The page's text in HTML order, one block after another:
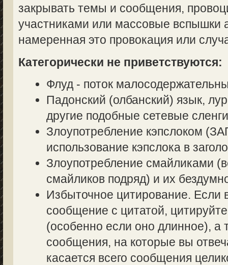
закрывать темы и сообщения,
участниками или массовые вспышки
намеренная это провокация или
Категорически не приветствуются:
Флуд - поток
Падонский (олбанский) язык,
другие подобные сетевые
Злоупотребление кэпслоком
использование кэпслока в
Злоупотребление смайликами
смайликов подряд) и их
Избыточное цитирование. Если
сообщение с цитатой,
(особенно если оно длинное), а
сообщения, на которые вы
касается всего сообщения